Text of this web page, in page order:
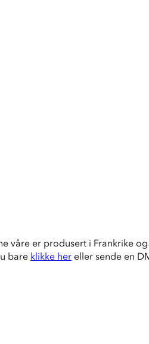
våre er produsert i
bare klikke her eller sende en